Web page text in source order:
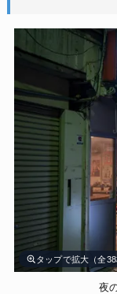
タップで拡大（全38
夜